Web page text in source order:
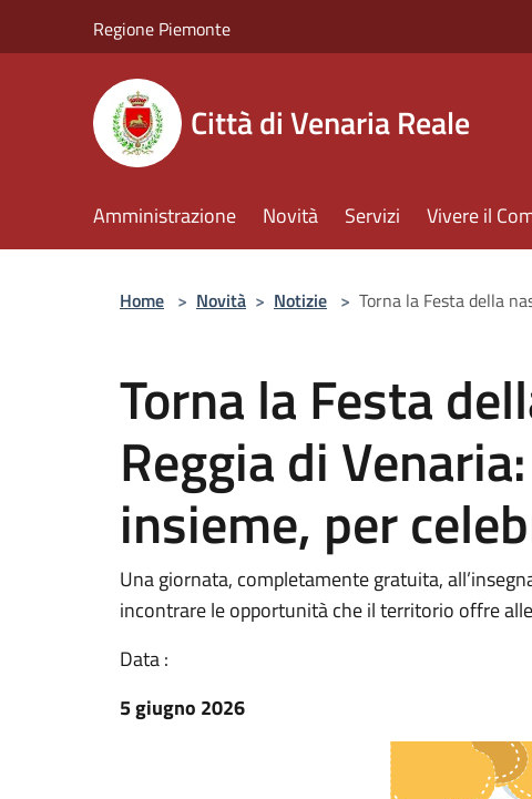
Regione Piemonte
Città di Venaria Reale
Amministrazione Novità Servizi Vivere il
Home > Novità > Notizie > Torna la Festa della
Torna la Festa
Reggia di
insieme, per
Una giornata, completamente gratuita,
incontrare le opportunità che il territorio offre
Data :
5 giugno 2026